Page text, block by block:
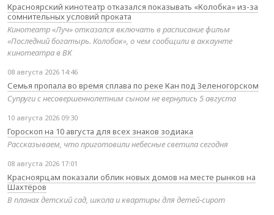
Красноярский кинотеатр отказался показывать «Колобка» из-за
сомнительных условий проката
Кинотеатр «Луч» отказался включать в расписание фильм
«Последний богатырь. Колобок», о чем сообщили в аккаунте
кинотеатра в ВК
08 августа 2026 14:46
Семья пропала во время сплава по реке Кан под Зеленогорском
Супруги с несовершеннолетним сыном не вернулись 5 августа
10 августа 2026 09:30
Гороскоп на 10 августа для всех знаков зодиака
Рассказываем, что приготовили небесные светила сегодня
08 августа 2026 17:01
Красноярцам показали облик новых домов на месте рынков на
Шахтёров
В планах детский сад, школа и квартиры для детей‑сирот